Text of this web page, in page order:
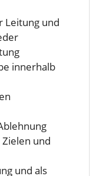
Leitung und
innerhalb
und
und als